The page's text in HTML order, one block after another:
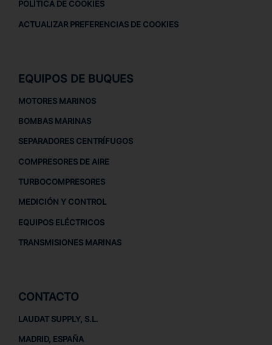
POLÍTICA DE COOKIES
ACTUALIZAR PREFERENCIAS DE COOKIES
EQUIPOS DE BUQUES
MOTORES MARINOS
BOMBAS MARINAS
SEPARADORES CENTRÍFUGOS
COMPRESORES DE AIRE
TURBOCOMPRESORES
MEDICIÓN Y CONTROL
EQUIPOS ELÉCTRICOS
TRANSMISIONES MARINAS
CONTACTO
LAUDAT SUPPLY, S.L.
MADRID, ESPAÑA